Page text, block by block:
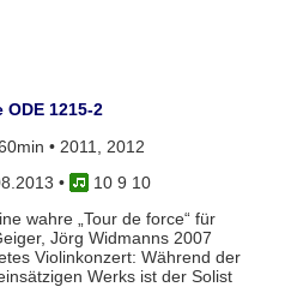
ODE 1215-2
• 2011, 2012
•
10 9 10
wahre „Tour de force“ für
Jörg Widmanns 2007
Violinkonzert: Während der
Werks ist der Solist